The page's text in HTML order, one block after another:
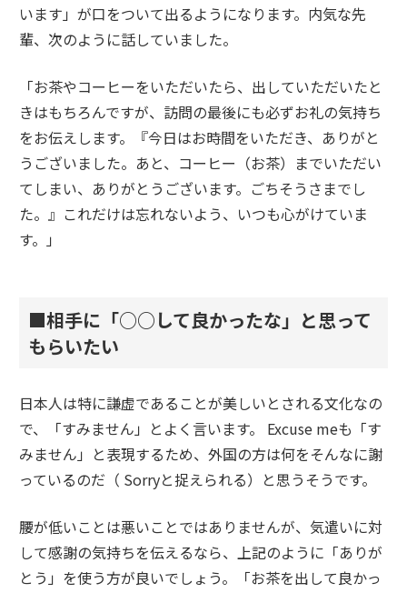
います」が口をついて出るようになります。内気な先
輩、次のように話していました。
「お茶やコーヒーをいただいたら、出していただいたと
きはもちろんですが、訪問の最後にも必ずお礼の気持ち
をお伝えします。『今日はお時間をいただき、ありがと
うございました。あと、コーヒー（お茶）までいただい
てしまい、ありがとうございます。ごちそうさまでし
た。』これだけは忘れないよう、いつも心がけていま
す。」
■相手に「○○して良かったな」と思って
もらいたい
日本人は特に謙虚であることが美しいとされる文化なの
で、「すみません」とよく言います。 Excuse meも「す
みません」と表現するため、外国の方は何をそんなに謝
っているのだ（ Sorryと捉えられる）と思うそうです。
腰が低いことは悪いことではありませんが、気遣いに対
して感謝の気持ちを伝えるなら、上記のように「ありが
とう」を使う方が良いでしょう。「お茶を出して良かっ